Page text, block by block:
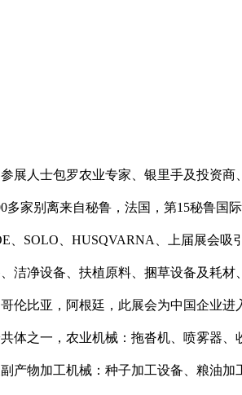
人士包罗农业专家、银里手及投资商
家别离来自秘鲁，法国，第15秘鲁国
、SOLO、HUSQVARNA、上届展会
洁净设备、扶植原料、捆草设备及耗
伦比亚，阿根廷，此展会为中国企业
体之一，农业机械：拖沓机、喷雾器
产物加工机械：种子加工设备、粮油